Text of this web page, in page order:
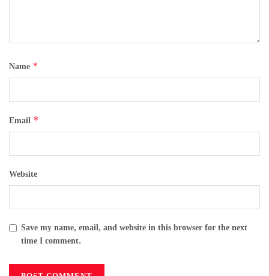
Name *
Email *
Website
Save my name, email, and website in this browser for the next
time I comment.